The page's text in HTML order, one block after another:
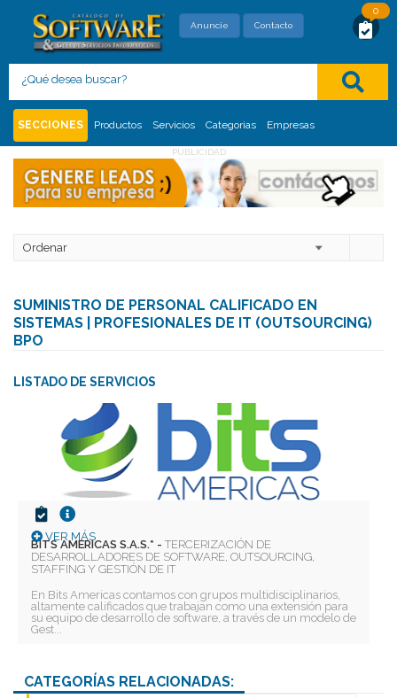
Con este formato usted está solicitando,
directamente al proveedor, mayor información
Deseo recibir información de otros Productos /
Servicios similares al solicitado
política de tratamiento datos personales.
Anuncie Contacto
0
SECCIONES Productos Servicios Categorias Empresas
Inicio
Sistemas e Infraestructura IT (Servicios Relacionados)
Categorías
Suministro de Personal Calificado en Sistemas | BPO
PUBLICIDAD
SUMINISTRO DE PERSONAL CALIFICADO EN
SISTEMAS | PROFESIONALES DE IT (OUTSOURCING)
BPO
LISTADO DE SERVICIOS
VER MÁS
BITS AMERICAS S.A.S.* -TERCERIZACIÓN DE
DESARROLLADORES DE SOFTWARE, OUTSOURCING,
STAFFING Y GESTIÓN DE IT
En Bits Americas contamos con grupos multidisciplinarios,
altamente calificados que trabajan como una extensión para
su equipo de desarrollo de software, a través de un modelo de
Gest...
CATEGORÍAS RELACIONADAS: